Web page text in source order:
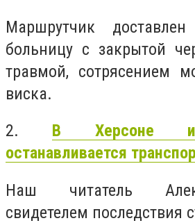
Маршрутчик
больницу с закрытой
травмой, сотрясением
виска.
2. В Херсоне
останавливается
Наш читатель
свидетелем последствия